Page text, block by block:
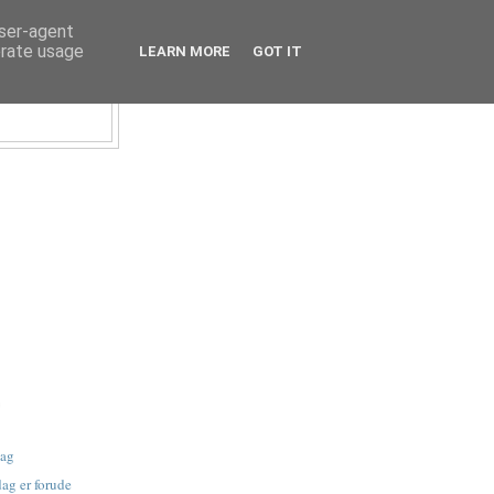
er forude
agent
usage
LEARN MORE GOT IT